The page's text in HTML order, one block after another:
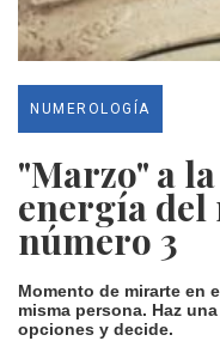
NUMEROLOGÍA
"Marzo" a
energía del
número 3
Momento de mirarte en
misma persona. Haz
opciones y decide.